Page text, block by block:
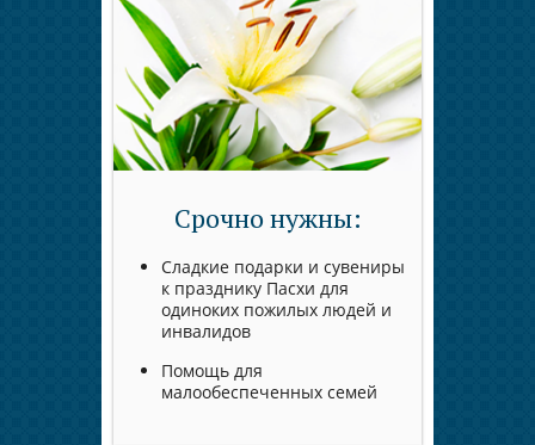
Срочно нужны:
Сладкие подарки и сувениры
к празднику Пасхи для
одиноких пожилых людей и
инвалидов
Помощь для
малообеспеченных семей